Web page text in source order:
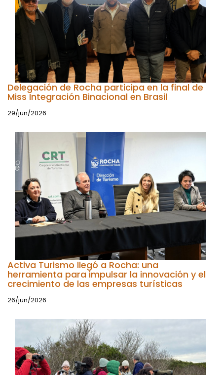
Delegación de Rocha participa en la final de
Miss Integración Binacional en Brasil
29/jun/2026
Activa Turismo llegó a Rocha: una
herramienta para impulsar la innovación y el
crecimiento de las empresas turísticas
26/jun/2026